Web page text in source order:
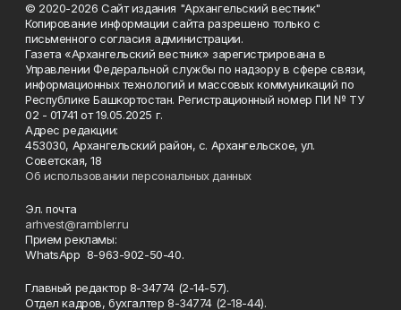
© 2020-2026 Сайт издания "Архангельский вестник"
Копирование информации сайта разрешено только с
письменного согласия администрации.
Газета «Архангельский вестник» зарегистрирована в
Управлении Федеральной службы по надзору в сфере связи,
информационных технологий и массовых коммуникаций по
Республике Башкортостан. Регистрационный номер ПИ № ТУ
02 - 01741 от 19.05.2025 г.
Адрес редакции:
453030, Архангельский район, с. Архангельское, ул.
Советская, 18
Об использовании персональных данных
Эл. почта
arhvest@rambler.ru
Прием рекламы:
WhatsApp 8-963-902-50-40.
Главный редактор 8-34774 (2-14-57).
Отдел кадров, бухгалтер 8-34774 (2-18-44).